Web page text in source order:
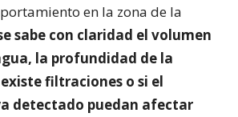
en la zona de la
sabe con claridad el volumen
la profundidad de la
filtraciones o si el
detectado puedan afectar